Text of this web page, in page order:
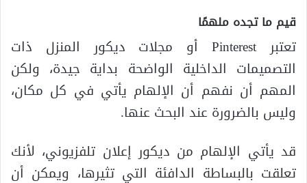
قيم ما تجده ملهمًا
تعتبر Pinterest أو مجلات ديكور المنزل ذات
التصميمات الداخلية الواضحة بداية جيدة، ولكن
المهم أن نفهم أن الإلهام يأتي في كل مكان،
وليس بالضرورة عند البحث عنها.
قد يأتي الإلهام من ديكور إعلان تلفزيوني، لأنك
تعلقت بالبساطة الدافئة التي تثيرها، ويمكن أن